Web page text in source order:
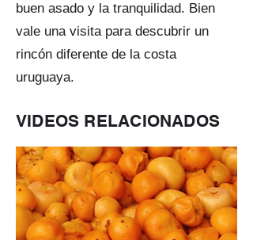
buen asado y la tranquilidad. Bien
vale una visita para descubrir un
rincón diferente de la costa
uruguaya.
VIDEOS RELACIONADOS